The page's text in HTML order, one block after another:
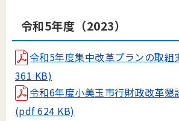
令和5年度（2023）
令和5年度集中改革プランの取
361 KB)
令和6年度小美玉市行財政改革懇
(pdf 624 KB)